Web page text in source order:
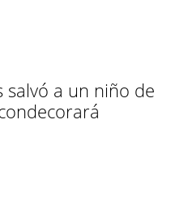
salvó a un niño de